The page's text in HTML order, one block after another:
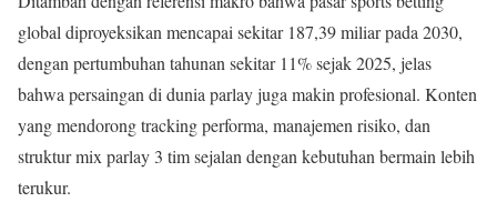
global diproyeksikan mencapai sekitar 187,39 miliar pada 2030,
dengan pertumbuhan tahunan sekitar 11% sejak 2025, jelas
bahwa persaingan di dunia parlay juga makin profesional. Konten
yang mendorong tracking performa, manajemen risiko, dan
struktur mix parlay 3 tim sejalan dengan kebutuhan bermain lebih
terukur.